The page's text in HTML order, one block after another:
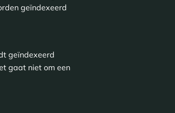
geïndexeerd
geïndexeerd
gaat niet om een